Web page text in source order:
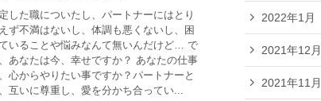
した職についたし、パートナーにはとり
ず不満はないし、体調も悪くないし、困
いることや悩みなんて無いんだけど… で
あなたは今、幸せですか？ あなたの仕事
心からやりたい事ですか？パートナーと
互いに尊重し、愛を分かち合ってい...
2022年1月
2021年12月
2021年11月